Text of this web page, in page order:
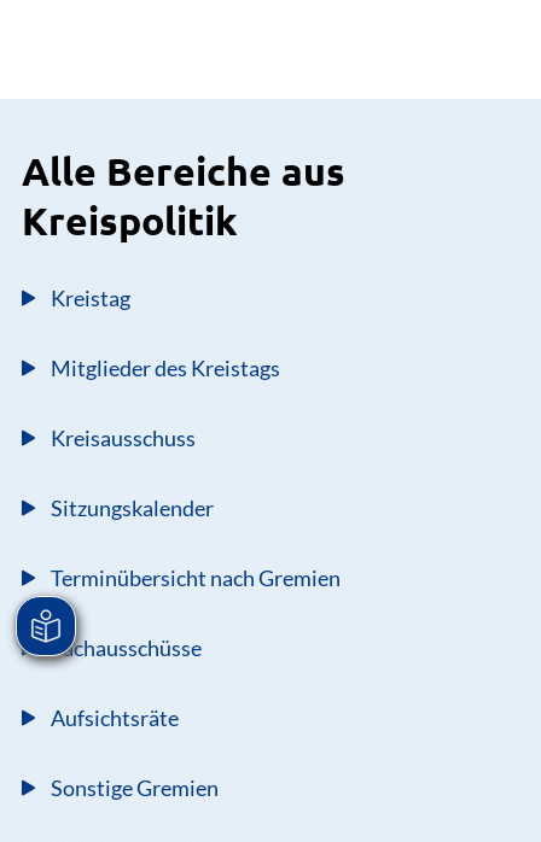
Alle Bereiche aus
Kreispolitik
Kreistag
Mitglieder des Kreistags
Kreisausschuss
Sitzungskalender
Terminübersicht nach Gremien
Fachausschüsse
Aufsichtsräte
Sonstige Gremien